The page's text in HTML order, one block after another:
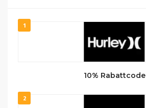
1
10% Rabattcode
2